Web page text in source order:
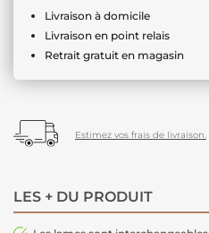
Livraison à domicile
Livraison en point relais
Retrait gratuit en magasin
Estimez vos frais de livraison.
LES + DU PRODUIT